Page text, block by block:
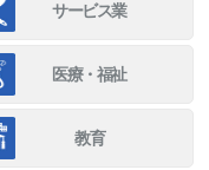
サービス業
医療・福祉
教育